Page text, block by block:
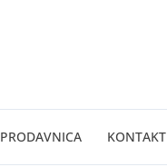
PRODAVNICA KONTAKT